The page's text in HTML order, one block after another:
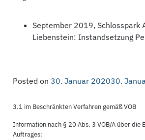
September 2019, Schlosspark
Liebenstein: Instandsetzung
Posted on 30. Januar 202030.
3.1 im Beschränkten Verfahren gemäß VOB
Information nach § 20 Abs. 3 VOB/A über die
Auftrages: